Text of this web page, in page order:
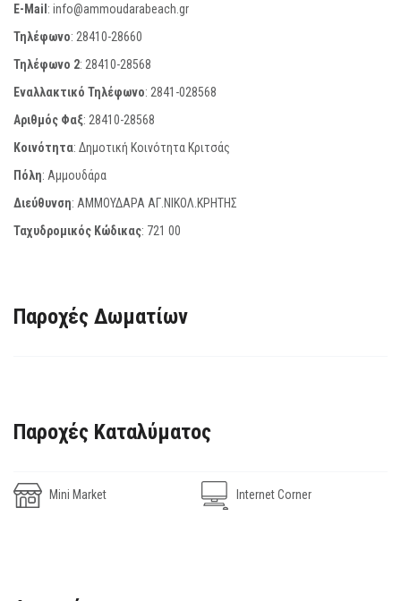
E-Mail: info@ammoudarabeach.gr
Τηλέφωνο: 28410-28660
Τηλέφωνο 2: 28410-28568
Εναλλακτικό Τηλέφωνο: 2841-028568
Αριθμός Φαξ: 28410-28568
Κοινότητα: Δημοτική Κοινότητα Κριτσάς
Πόλη: Αμμουδάρα
Διεύθυνση: ΑΜΜΟΥΔΑΡΑ ΑΓ.ΝΙΚΟΛ.ΚΡΗΤΗΣ
Ταχυδρομικός Κώδικας: 721 00
Παροχές Δωματίων
Παροχές Καταλύματος
Mini Market Internet Corner